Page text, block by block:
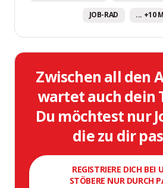
JOB-RAD ... +10
Zwischen all den
wartet auch dein
Du möchtest nur
die zu dir
REGISTRIERE DICH BEI
STÖBERE NUR DURCH